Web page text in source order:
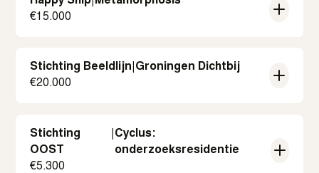
€15.000
Stichting Beeldlijn Groningen Dichtbij
€20.000
Stichting
OOST
Cyclus:
onderzoeksresidentie
€5.300